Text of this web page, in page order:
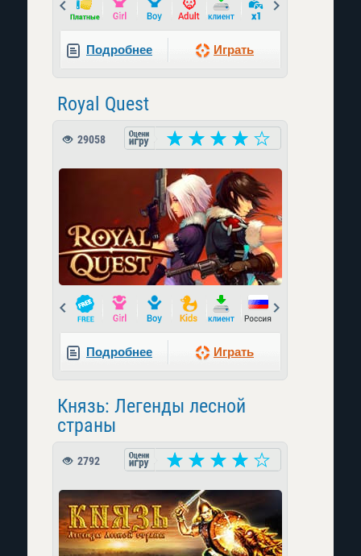
Prev
Подробнее Играть
Royal Quest
29058
Prev
Подробнее Играть
Князь: Легенды лесной
страны
2792